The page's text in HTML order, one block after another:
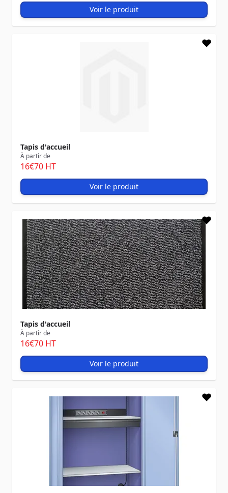
Voir le produit
Tapis d'accueil
À partir de
16€70 HT
Voir le produit
Tapis d'accueil
À partir de
16€70 HT
Voir le produit